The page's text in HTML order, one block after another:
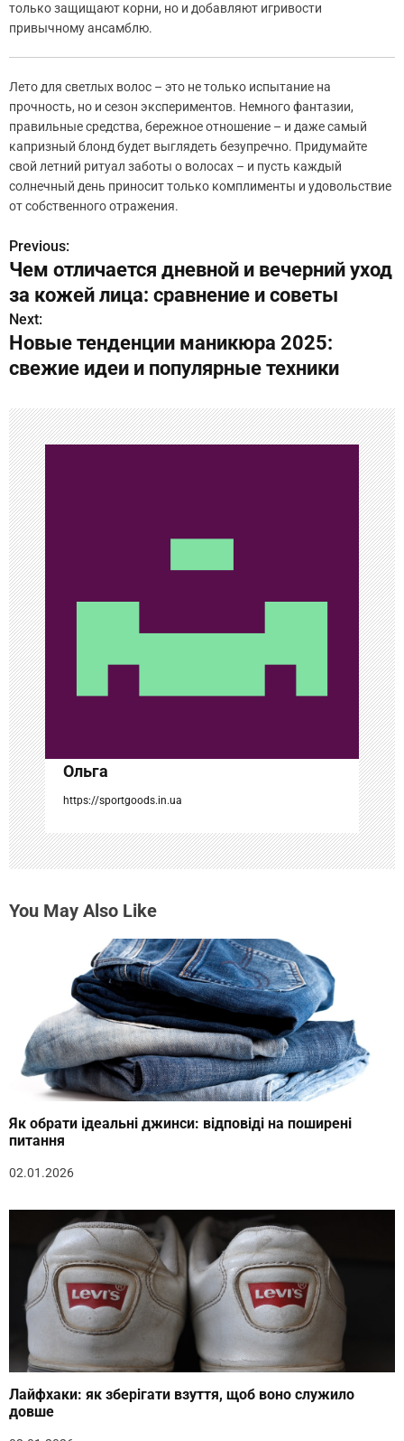
только защищают корни, но и добавляют игривости
привычному ансамблю.
Лето для светлых волос – это не только испытание на
прочность, но и сезон экспериментов. Немного фантазии,
правильные средства, бережное отношение – и даже самый
капризный блонд будет выглядеть безупречно. Придумайте
свой летний ритуал заботы о волосах – и пусть каждый
солнечный день приносит только комплименты и удовольствие
от собственного отражения.
Н
а
в
и
а
ц
и
я
п
о
з
а
п
и
с
я
м
Previous:
Чем отличается дневной и вечерний уход
за кожей лица: сравнение и советы
Next:
Новые тенденции маникюра 2025:
свежие идеи и популярные техники
Ольга
https://sportgoods.in.ua
You May Also Like
Як обрати ідеальні джинси: відповіді на поширені
питання
02.01.2026
Лайфхаки: як зберігати взуття, щоб воно служило
довше